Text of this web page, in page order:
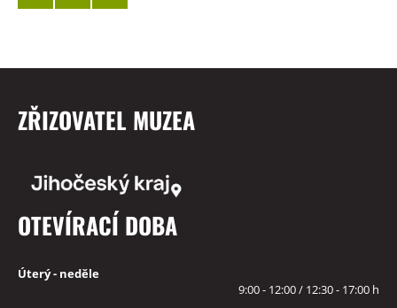
ZŘIZOVATEL MUZEA
OTEVÍRACÍ DOBA
Úterý - neděle
9:00 - 12:00 / 12:30 - 17:00 h